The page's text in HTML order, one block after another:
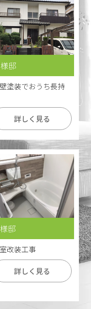
邸
塗装でおうち長持
詳しく見る
邸
改装工事
詳しく見る